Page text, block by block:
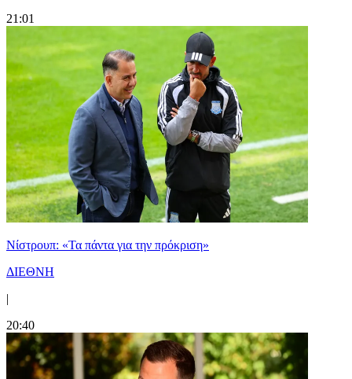
21:01
Νίστρουπ: «Τα πάντα για την πρόκριση»
ΔΙΕΘΝΗ
|
20:40